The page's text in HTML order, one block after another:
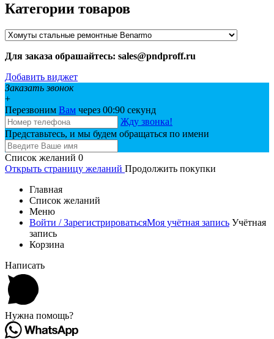
Категории товаров
Для заказа обрашайтесь: sales@pndproff.ru
Добавить виджет
Заказать звонок
+
Перезвоним Вам через 00:90 секунд
Жду звонка!
Представьтесь, и мы будем обращаться по имени
Список желаний 0
Открыть страницу желаний Продолжить покупки
Главная
Список желаний
Меню
Войти / ЗарегистрироватьсяМоя учётная запись Учётная
запись
Корзина
Написать
Нужна помощь?